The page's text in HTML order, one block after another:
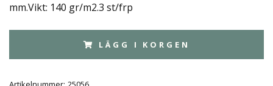
mm.Vikt: 140 gr/m2.3 st/frp
LÄGG I KORGEN